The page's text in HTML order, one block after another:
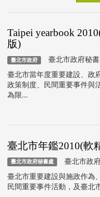
Taipei yearbook
版)
臺北市政府 臺北市政府秘書
臺北市當年度重要建設、政
政策制度、民間重要事件與
為限...
臺北市年鑑2010(軟
臺北市政府秘書處 臺北市政府
臺北市重要建設與施政作為
民間重要事件活動，及臺北